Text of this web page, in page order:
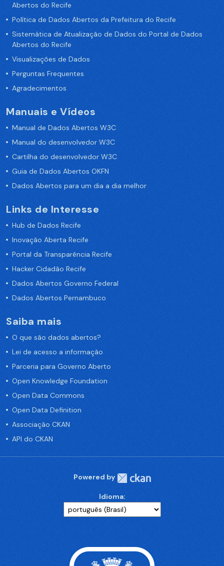
Abertos do Recife
Política de Dados Abertos da Prefeitura do Recife
Sistemática de Atualização de Dados do Portal de Dados
Abertos do Recife
Visualizações de Dados
Perguntas Frequentes
Agradecimentos
Manuais e Vídeos
Manual de Dados Abertos W3C
Manual do desenvolvedor W3C
Cartilha do desenvolvedor W3C
Guia de Dados Abertos OKFN
Dados Abertos para um dia a dia melhor
Links de Interesse
Hub de Dados Recife
Inovação Aberta Recife
Portal da Transparência Recife
Hacker Cidadão Recife
Dados Abertos Governo Federal
Dados Abertos Pernambuco
Saiba mais
O que são dados abertos?
Lei de acesso a informação
Parceria para Governo Aberto
Open Knowledge Foundation
Open Data Commons
Open Data Definition
Associação CKAN
API do CKAN
Powered by
Idioma